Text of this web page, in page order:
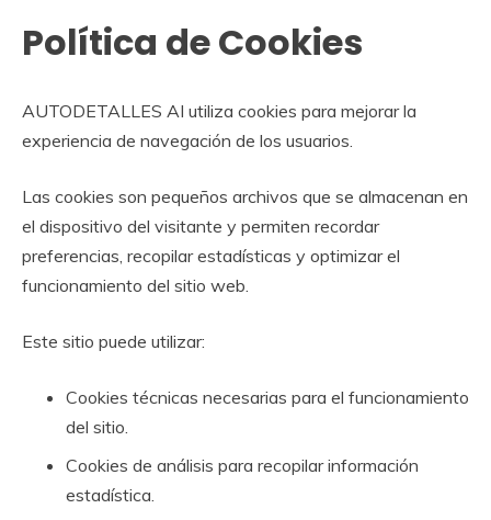
Política de Cookies
AUTODETALLES AI utiliza cookies para mejorar la
experiencia de navegación de los usuarios.
Las cookies son pequeños archivos que se almacenan en
el dispositivo del visitante y permiten recordar
preferencias, recopilar estadísticas y optimizar el
funcionamiento del sitio web.
Este sitio puede utilizar:
Cookies técnicas necesarias para el funcionamiento
del sitio.
Cookies de análisis para recopilar información
estadística.